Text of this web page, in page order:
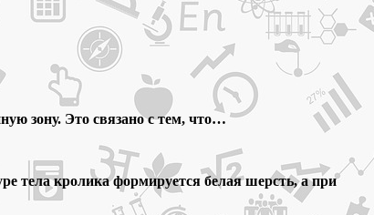
зону. Это связано с тем, что…
тела кролика формируется белая шерсть, а при